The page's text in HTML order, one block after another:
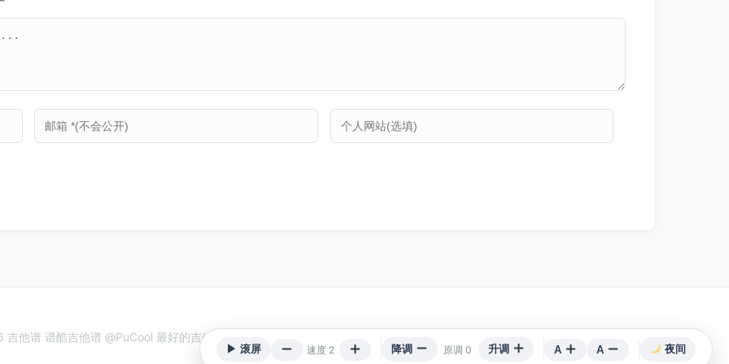
▶ 滚屏 速度 2 降调 原调 0 升调 A A 夜间
他谱 谱酷吉他谱 @PuCool 最好的吉他谱网站. 谱面内容由等宽技术支持对齐